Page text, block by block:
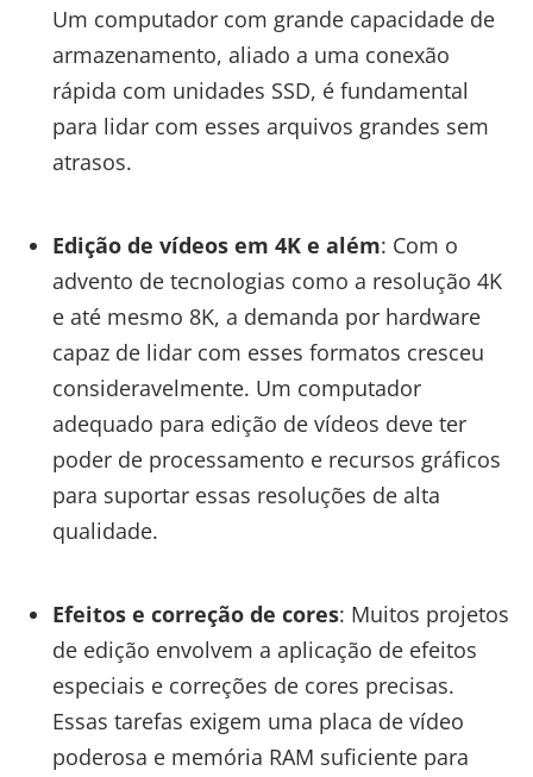
Um computador com grande capacidade de
armazenamento, aliado a uma conexão
rápida com unidades SSD, é fundamental
para lidar com esses arquivos grandes sem
atrasos.
Edição de vídeos em 4K e além: Com o
advento de tecnologias como a resolução 4K
e até mesmo 8K, a demanda por hardware
capaz de lidar com esses formatos cresceu
consideravelmente. Um computador
adequado para edição de vídeos deve ter
poder de processamento e recursos gráficos
para suportar essas resoluções de alta
qualidade.
Efeitos e correção de cores: Muitos projetos
de edição envolvem a aplicação de efeitos
especiais e correções de cores precisas.
Essas tarefas exigem uma placa de vídeo
poderosa e memória RAM suficiente para